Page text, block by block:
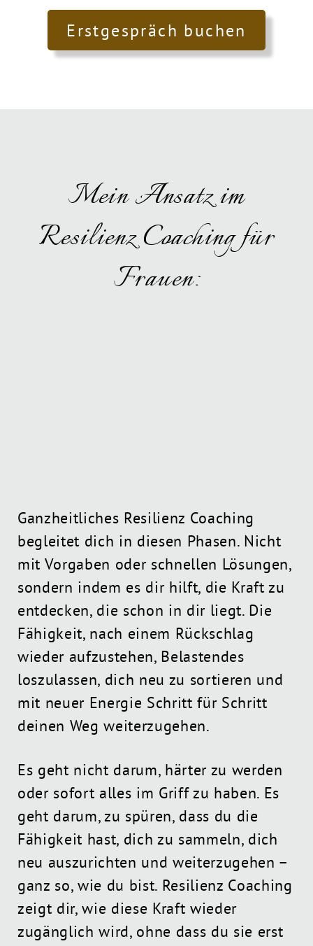
Erstgespräch buchen
Mein Ansatz im
Resilienz Coaching für
Frauen:
Ganzheitliches Resilienz Coaching
begleitet dich in diesen Phasen. Nicht
mit Vorgaben oder schnellen Lösungen,
sondern indem es dir hilft, die Kraft zu
entdecken, die schon in dir liegt. Die
Fähigkeit, nach einem Rückschlag
wieder aufzustehen, Belastendes
loszulassen, dich neu zu sortieren und
mit neuer Energie Schritt für Schritt
deinen Weg weiterzugehen.
Es geht nicht darum, härter zu werden
oder sofort alles im Griff zu haben. Es
geht darum, zu spüren, dass du die
Fähigkeit hast, dich zu sammeln, dich
neu auszurichten und weiterzugehen –
ganz so, wie du bist. Resilienz Coaching
zeigt dir, wie diese Kraft wieder
zugänglich wird, ohne dass du sie erst